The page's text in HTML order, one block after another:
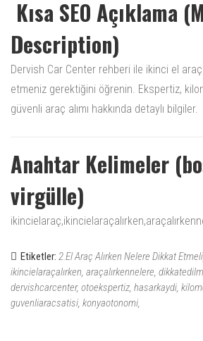
Kısa SEO Açıklama
Description)
Dervish Car Center rehberi ile ikinci el
etmeniz gerektiğini öğrenin. Ekspertiz,
güvenli araç alımı hakkında detaylı bilgiler.
Anahtar Kelimeler
virgülle)
Etiketler: 2.El Araç Alırken Nelere Dikkat
ikincielaraçalırken araçalırkennelere
dervishcarcenter otoekspertiz hasarkaydi
guvenliaracsatisi konyaotonomi